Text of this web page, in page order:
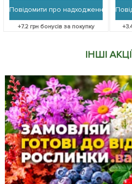
Повідомити про надходження
+7.2 грн бонусів за покупку +
ІНШІ